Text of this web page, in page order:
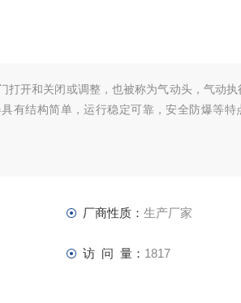
打开和关闭或调整，也被称为气动头，气动
有结构简单，运行稳定可靠，安全防爆等特
厂商性质： 生产厂家
访 问 量： 1817